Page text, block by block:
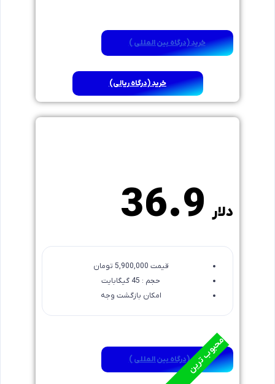
خرید (درگاه بین المللی )
خرید (درگاه ریالی)
دلار 36.9
قیمت 5,900,000 تومان
حجم : 45 گیگابایت
امکان بازگشت وجه
خرید (درگاه بین المللی )محبوب ترین